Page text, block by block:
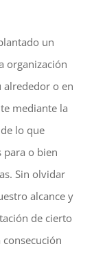
un
organización
alrededor o en
mediante la
lo que
para o bien
Sin olvidar
alcance y
de cierto